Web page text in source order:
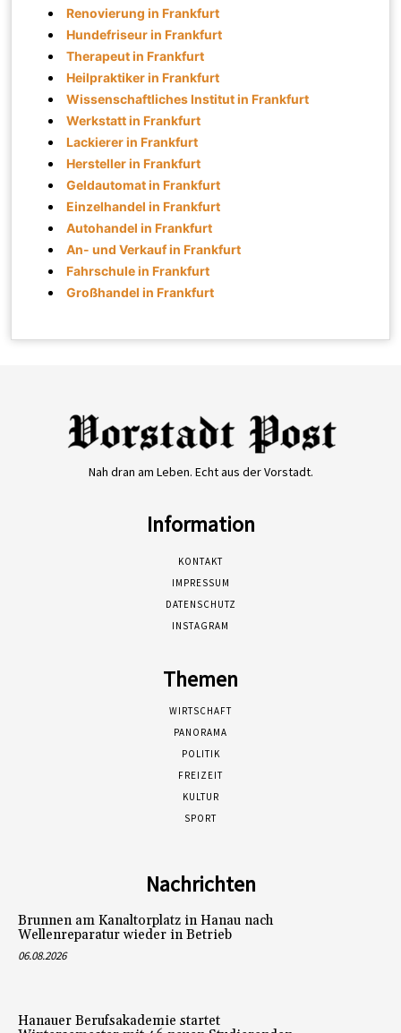
Renovierung in Frankfurt
Hundefriseur in Frankfurt
Therapeut in Frankfurt
Heilpraktiker in Frankfurt
Wissenschaftliches Institut in Frankfurt
Werkstatt in Frankfurt
Lackierer in Frankfurt
Hersteller in Frankfurt
Geldautomat in Frankfurt
Einzelhandel in Frankfurt
Autohandel in Frankfurt
An- und Verkauf in Frankfurt
Fahrschule in Frankfurt
Großhandel in Frankfurt
Nah dran am Leben. Echt aus der Vorstadt.
Information
KONTAKT
IMPRESSUM
DATENSCHUTZ
INSTAGRAM
Themen
WIRTSCHAFT
PANORAMA
POLITIK
FREIZEIT
KULTUR
SPORT
Nachrichten
Brunnen am Kanaltorplatz in Hanau nach
Wellenreparatur wieder in Betrieb
06.08.2026
Hanauer Berufsakademie startet